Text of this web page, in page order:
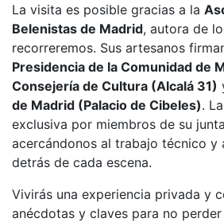
La visita es posible gracias a la
Belenistas de Madrid, autora de
recorreremos. Sus artesanos
Presidencia de la Comunidad de
Consejería de Cultura (Alcalá 31)
de Madrid (Palacio de Cibeles).
exclusiva por miembros de su
acercándonos al trabajo técnico y
detrás de cada escena.
Vivirás una experiencia privada y
anécdotas y claves para no